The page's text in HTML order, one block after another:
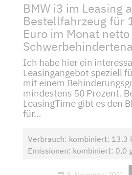
BMW i3 im Leasing
Bestellfahrzeug für
Euro im Monat netto
Ich habe hier ein
Leasingangebot speziell
mit einem
mindestens 50 Prozent.
LeasingTime gibt es den
für...
Verbrauch: kombiniert: 13.3
Emissionen: kombiniert: 0,0